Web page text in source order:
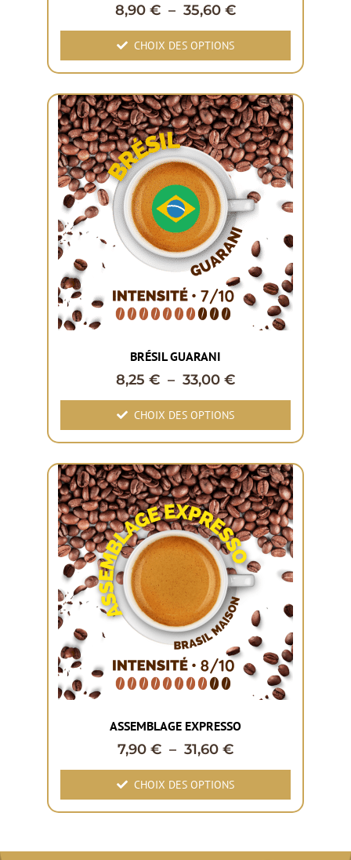
8,90 € – 35,60 €
CHOIX DES OPTIONS
BRÉSIL GUARANI
8,25 € – 33,00 €
CHOIX DES OPTIONS
ASSEMBLAGE EXPRESSO
7,90 € – 31,60 €
CHOIX DES OPTIONS